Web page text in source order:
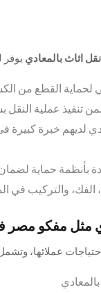
اثاث بالمعادي يوفر
لحماية القطع من
تنفيذ عملية النقل
لديهم خبرة كبيرة
بأنظمة حماية لضمان
الفك، والتركيب في
مثل مفكو مصر
عملائها،